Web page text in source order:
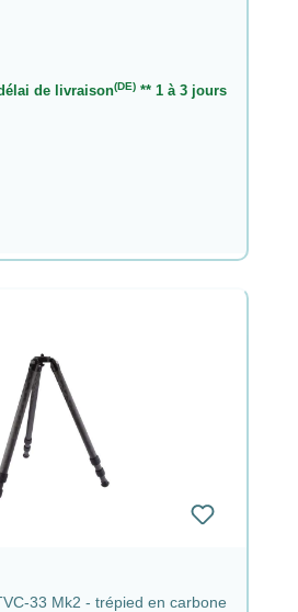
de livraison(DE)** 1 à 3 jours
33 Mk2 - trépied en carbone